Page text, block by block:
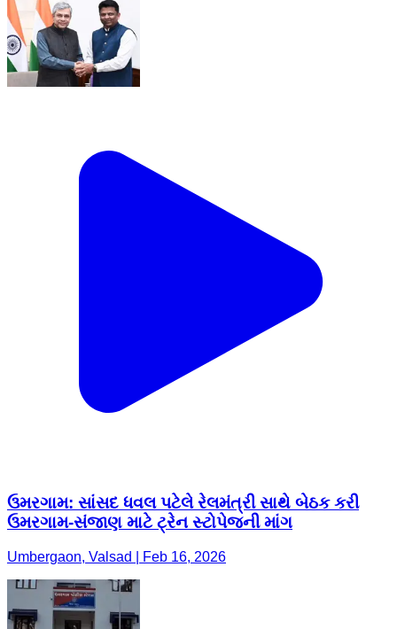
ઉમરગામ: સાંસદ ધવલ પટેલે રેલમંત્રી સાથે બેઠક કરી
ઉમરગામ-સંજાણ માટે ટ્રેન સ્ટોપેજની માંગ
Umbergaon, Valsad | Feb 16, 2026